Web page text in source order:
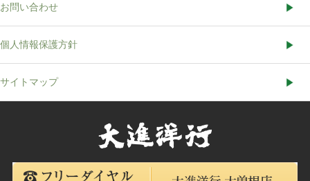
お問い合わせ
個人情報保護方針
サイトマップ